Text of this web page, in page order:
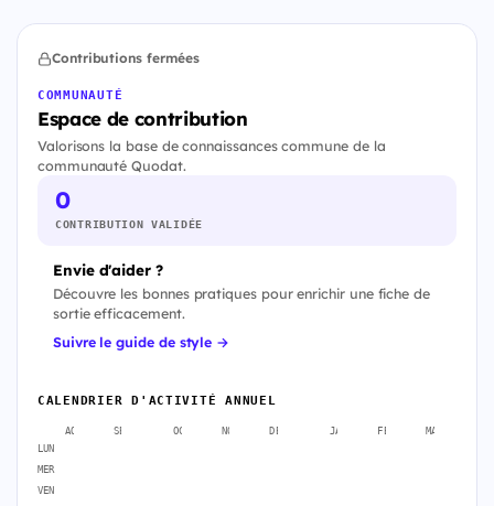
Contributions fermées
COMMUNAUTÉ
Espace de contribution
Valorisons la base de connaissances commune de la
communauté Quodat.
0
CONTRIBUTION VALIDÉE
Envie d'aider ?
Découvre les bonnes pratiques pour enrichir une fiche de
sortie efficacement.
Suivre le guide de style →
CALENDRIER D'ACTIVITÉ ANNUEL
AOÛT SEPT. OCT. NOV. DÉC. JANV. FÉVR. MARS
LUN
MER
VEN